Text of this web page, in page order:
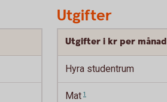
Utgifter
Utgifter i kr per månad
Hyra studentrum
Mat 1